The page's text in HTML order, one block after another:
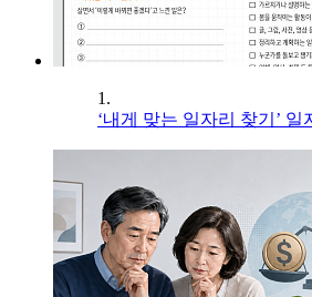
1.
‘내게 맞는 일자리 찾기’ 일